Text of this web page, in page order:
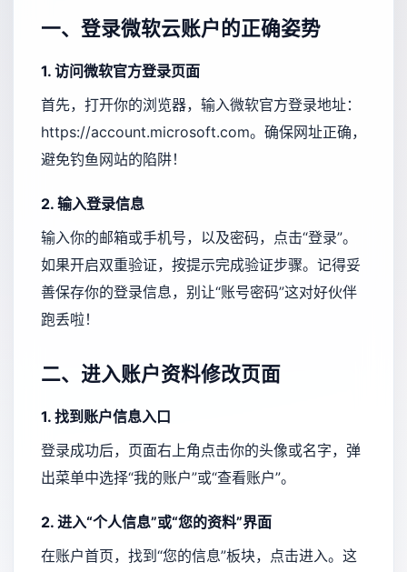
一、登录微软云账户的正确姿势
1. 访问微软官方登录页面
首先，打开你的浏览器，输入微软官方登录地址：
https://account.microsoft.com。确保网址正确，
避免钓鱼网站的陷阱！
2. 输入登录信息
输入你的邮箱或手机号，以及密码，点击“登录”。
如果开启双重验证，按提示完成验证步骤。记得妥
善保存你的登录信息，别让“账号密码”这对好伙伴
跑丢啦！
二、进入账户资料修改页面
1. 找到账户信息入口
登录成功后，页面右上角点击你的头像或名字，弹
出菜单中选择“我的账户”或“查看账户”。
2. 进入“个人信息”或“您的资料”界面
在账户首页，找到“您的信息”板块，点击进入。这